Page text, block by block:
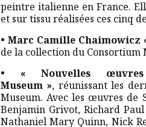
peintre italienne en France.
et sur tissu réalisées ces cinq
• Marc Camille
de la collection du Consortium
• « Nouvelles
Museum », réunissant les
Museum. Avec les œuvres de
Benjamin Grivot, Richard
Nathaniel Mary Quinn, Nick